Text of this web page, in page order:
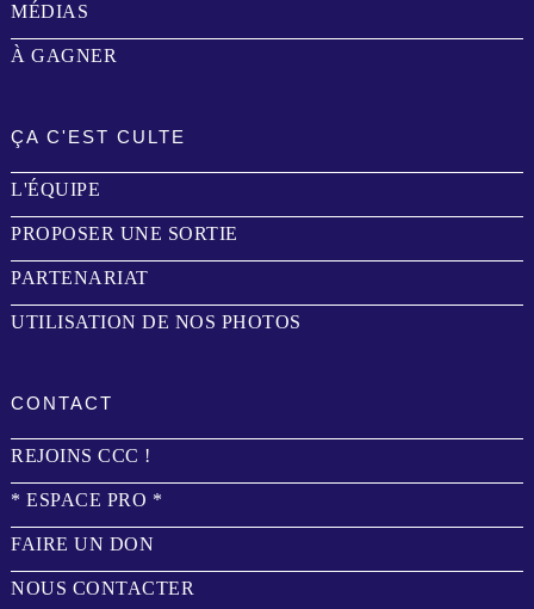
MÉDIAS
À GAGNER
ÇA C'EST CULTE
L'ÉQUIPE
PROPOSER UNE SORTIE
PARTENARIAT
UTILISATION DE NOS PHOTOS
CONTACT
REJOINS CCC !
* ESPACE PRO *
FAIRE UN DON
NOUS CONTACTER